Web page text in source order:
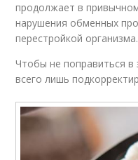
продолжает в
нарушения обменных
перестройкой организма.
Чтобы не поправиться
всего лишь